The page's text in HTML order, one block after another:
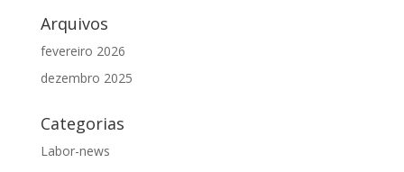
Arquivos
fevereiro 2026
dezembro 2025
Categorias
Labor-news